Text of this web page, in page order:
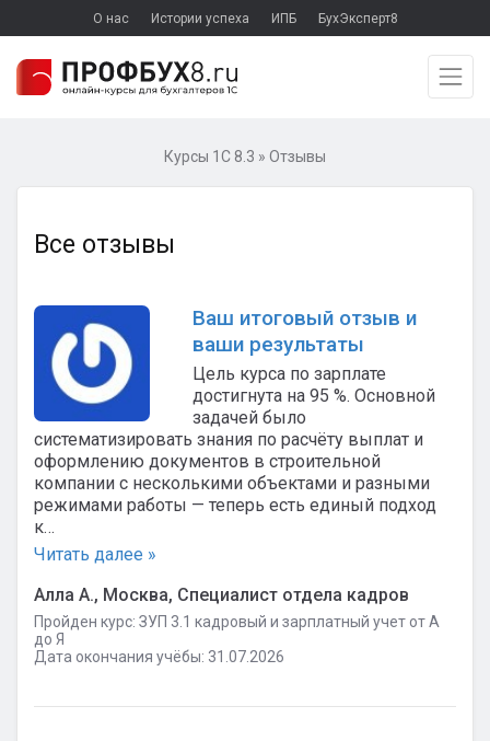
О нас Истории успеха ИПБ БухЭксперт8
Курсы 1С 8.3 » Отзывы
Все отзывы
Ваш итоговый отзыв и
ваши результаты
Цель курса по зарплате
достигнута на 95 %. Основной
задачей было
систематизировать знания по расчёту выплат и
оформлению документов в строительной
компании с несколькими объектами и разными
режимами работы — теперь есть единый подход
к…
Читать далее »
Алла А., Москва, Специалист отдела кадров
Пройден курс: ЗУП 3.1 кадровый и зарплатный учет от А
до Я
Дата окончания учёбы: 31.07.2026